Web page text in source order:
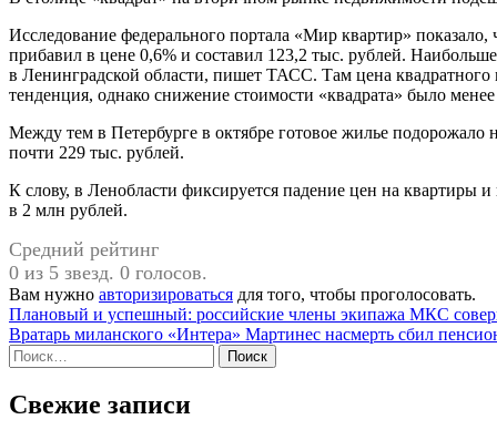
Исследование федерального портала «Мир квартир»
прибавил в цене 0,6% и составил 123,2 тыс. рублей.
в Ленинградской области, пишет ТАСС. Там цена
тенденция, однако снижение стоимости «квадрата» было
Между тем в Петербурге в октябре готовое жилье подорожало
почти 229 тыс. рублей.
К слову, в Ленобласти фиксируется падение цен на квартиры
в 2 млн рублей.
Средний рейтинг
0 из 5 звезд. 0 голосов.
Вам нужно авторизироваться для того, чтобы проголосовать.
Навигация
по
записям
Плановый и успешный: российские члены экипажа МКС
Вратарь миланского «Интера» Мартинес насмерть сбил
Найти:
Свежие записи